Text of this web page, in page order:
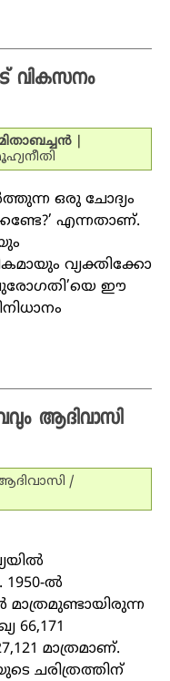
വികസനം
ഒരു ചോദ്യം
എന്നതാണ്.
വ്യക്തിക്കോ
ഈ
ആദിവാസി
/
ല്‍
66,171
മാത്രമാണ്.
ചരിത്രത്തിന്